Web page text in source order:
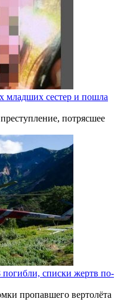
младших сестер и пошла
потрясшее
списки жертв по-
пропавшего вертолёта